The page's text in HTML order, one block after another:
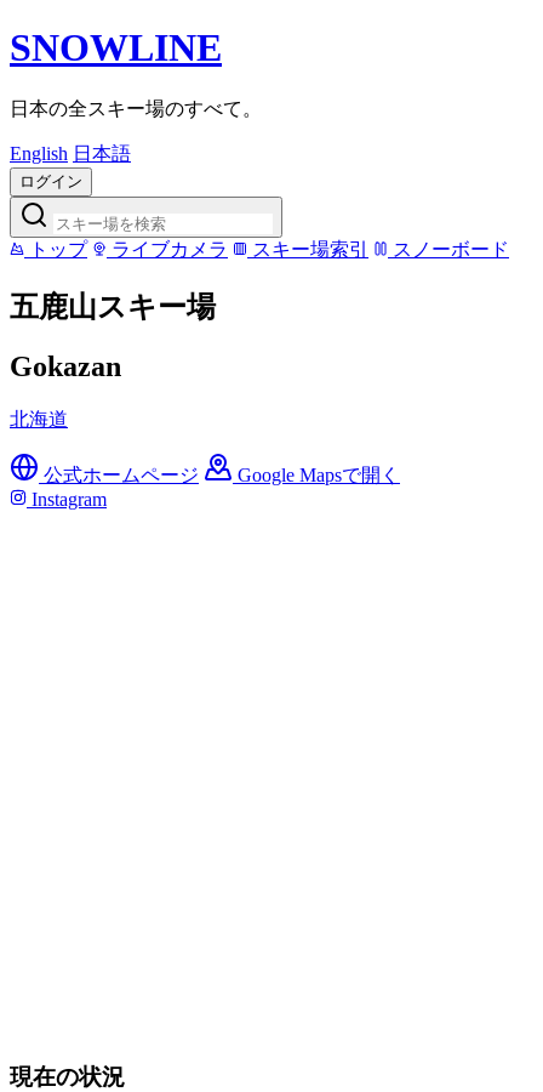
SNOWLINE
日本の全スキー場のすべて。
English 日本語
ログイン
トップ ライブカメラ スキー場索引 スノーボード
五鹿山スキー場
Gokazan
北海道
公式ホームページ
Google Mapsで開く
Instagram
現在の状況